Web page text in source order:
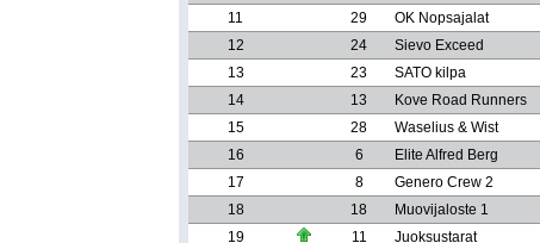
11
29 OK Nopsajalat
12
24 Sievo Exceed
13
23 SATO kilpa
14
13 Kove Road Runners
15
28 Waselius & Wist
16
6 Elite Alfred Berg
17
8 Genero Crew 2
18
18 Muovijaloste 1
19
11 Juoksustarat